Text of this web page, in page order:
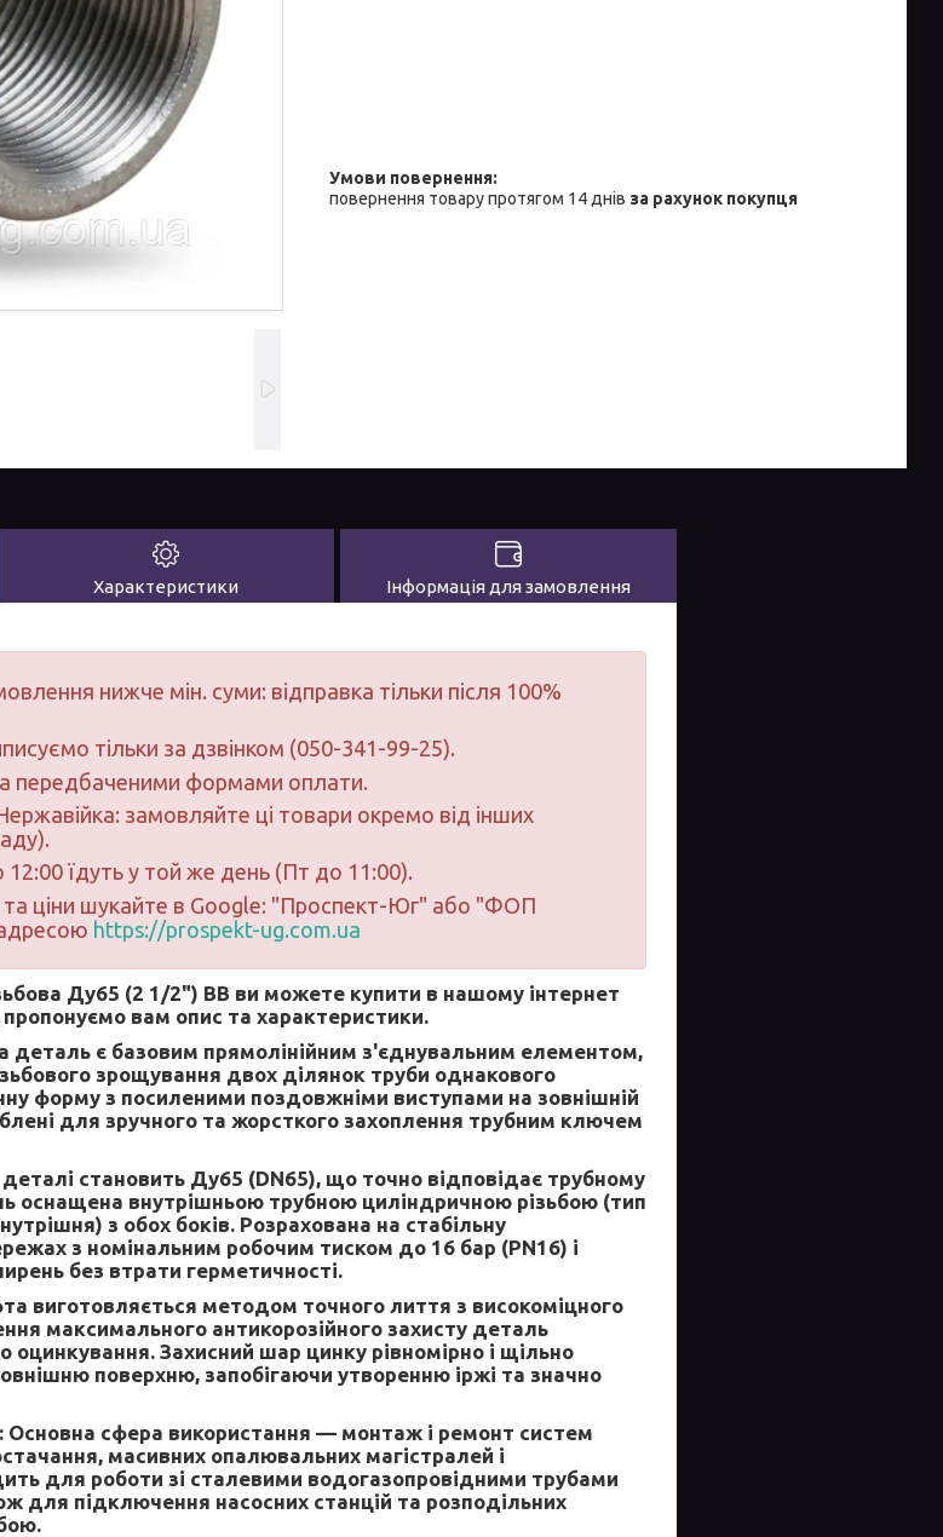
повернення товару протягом 14 днів за рахунок покупця
Характеристики Інформація для замовлення
нижче мін. суми: відправка тільки після 100%
тільки за дзвінком (050-341-99-25).
передбаченими формами оплати.
замовляйте ці товари окремо від інших
їдуть у той же день (Пт до 11:00).
ціни шукайте в Google: "Проспект-Юг" або "ФОП
https://prospekt-ug.com.ua
Ду65 (2 1/2") ВВ ви можете купити в нашому інтернет
вам опис та характеристики.
деталь є базовим прямолінійним з'єднувальним елементом,
зрощування двох ділянок труби однакового
форму з посиленими поздовжніми виступами на зовнішній
для зручного та жорсткого захоплення трубним ключем
становить Ду65 (DN65), що точно відповідає трубному
оснащена внутрішньою трубною циліндричною різьбою (тип
з обох боків. Розрахована на стабільну
з номінальним робочим тиском до 16 бар (PN16) і
без втрати герметичності.
виготовляється методом точного лиття з високоміцного
максимального антикорозійного захисту деталь
оцинкування. Захисний шар цинку рівномірно і щільно
поверхню, запобігаючи утворенню іржі та значно
Основна сфера використання — монтаж і ремонт систем
масивних опалювальних магістралей і
для роботи зі сталевими водогазопровідними трубами
для підключення насосних станцій та розподільних